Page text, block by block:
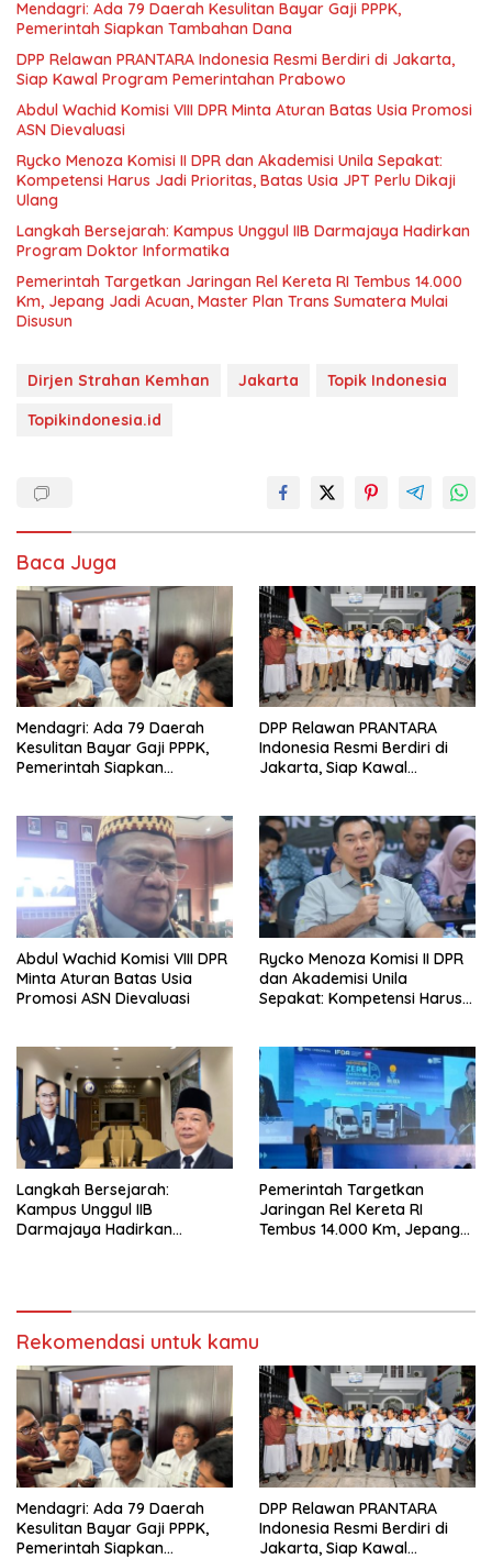
Mendagri: Ada 79 Daerah Kesulitan Bayar Gaji PPPK,
Pemerintah Siapkan Tambahan Dana
DPP Relawan PRANTARA Indonesia Resmi Berdiri di Jakarta,
Siap Kawal Program Pemerintahan Prabowo
Abdul Wachid Komisi VIII DPR Minta Aturan Batas Usia Promosi
ASN Dievaluasi
Rycko Menoza Komisi II DPR dan Akademisi Unila Sepakat:
Kompetensi Harus Jadi Prioritas, Batas Usia JPT Perlu Dikaji
Ulang
Langkah Bersejarah: Kampus Unggul IIB Darmajaya Hadirkan
Program Doktor Informatika
Pemerintah Targetkan Jaringan Rel Kereta RI Tembus 14.000
Km, Jepang Jadi Acuan, Master Plan Trans Sumatera Mulai
Disusun
Dirjen Strahan Kemhan Jakarta
Topik Indonesia
Topikindonesia.id
Baca Juga
Mendagri: Ada 79 Daerah
Kesulitan Bayar Gaji PPPK,
Pemerintah Siapkan
DPP Relawan PRANTARA
Indonesia Resmi Berdiri di
Jakarta, Siap Kawal
Abdul Wachid Komisi VIII DPR
Minta Aturan Batas Usia
Promosi ASN Dievaluasi
Rycko Menoza Komisi II DPR
dan Akademisi Unila
Sepakat: Kompetensi Harus
Langkah Bersejarah:
Kampus Unggul IIB
Darmajaya Hadirkan
Pemerintah Targetkan
Jaringan Rel Kereta RI
Tembus 14.000 Km, Jepang
Rekomendasi untuk kamu
Mendagri: Ada 79 Daerah
Kesulitan Bayar Gaji PPPK,
Pemerintah Siapkan
DPP Relawan PRANTARA
Indonesia Resmi Berdiri di
Jakarta, Siap Kawal